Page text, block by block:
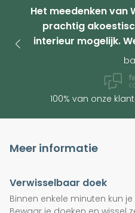
Het meedenken van
prachtig
interieur mogelijk.
100% van onze
Meer informatie
Verwisselbaar doek
Binnen enkele minuten kun